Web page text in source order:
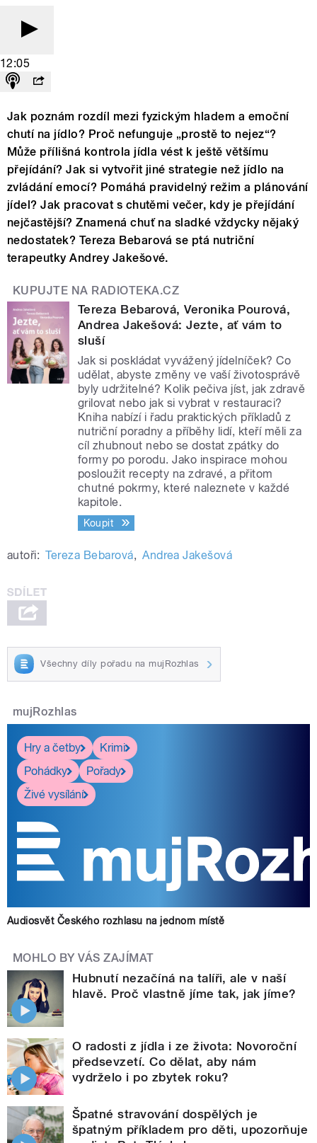
12:05
Jak poznám rozdíl mezi fyzickým hladem a emoční
chutí na jídlo? Proč nefunguje „prostě to nejez“?
Může přílišná kontrola jídla vést k ještě většímu
přejídání? Jak si vytvořit jiné strategie než jídlo na
zvládání emocí? Pomáhá pravidelný režim a plánování
jídel? Jak pracovat s chutěmi večer, kdy je přejídání
nejčastější? Znamená chuť na sladké vždycky nějaký
nedostatek? Tereza Bebarová se ptá nutriční
terapeutky Andrey Jakešové.
KUPUJTE NA RADIOTEKA.CZ
Tereza Bebarová, Veronika Pourová,
Andrea Jakešová: Jezte, ať vám to
sluší
Jak si poskládat vyvážený jídelníček? Co
udělat, abyste změny ve vaší životosprávě
byly udržitelné? Kolik pečiva jíst, jak zdravě
grilovat nebo jak si vybrat v restauraci?
Kniha nabízí i řadu praktických příkladů z
nutriční poradny a příběhy lidí, kteří měli za
cíl zhubnout nebo se dostat zpátky do
formy po porodu. Jako inspirace mohou
posloužit recepty na zdravé, a přitom
chutné pokrmy, které naleznete v každé
kapitole.
Koupit
autoři: Tereza Bebarová, Andrea Jakešová
Všechny díly pořadu na mujRozhlas
mujRozhlas
Hry a četby
Krimi
Pohádky
Pořady
Živé vysílání
Audiosvět Českého rozhlasu na jednom místě
MOHLO BY VÁS ZAJÍMAT
Hubnutí nezačíná na talíři, ale v naší
hlavě. Proč vlastně jíme tak, jak jíme?
O radosti z jídla i ze života: Novoroční
předsevzetí. Co dělat, aby nám
vydrželo i po zbytek roku?
Špatné stravování dospělých je
špatným příkladem pro děti, upozorňuje